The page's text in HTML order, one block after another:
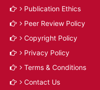
Publication Ethics
Peer Review Policy
Copyright Policy
Privacy Policy
Terms & Conditions
Contact Us